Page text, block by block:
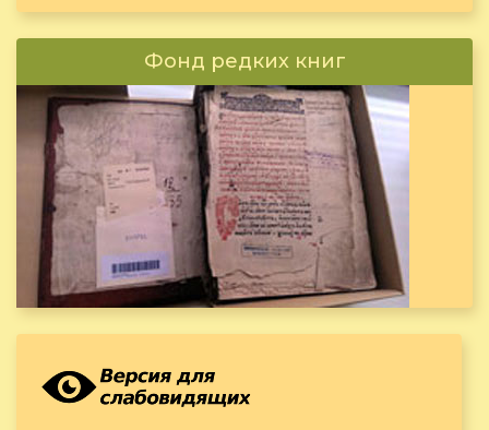
Фонд редких книг